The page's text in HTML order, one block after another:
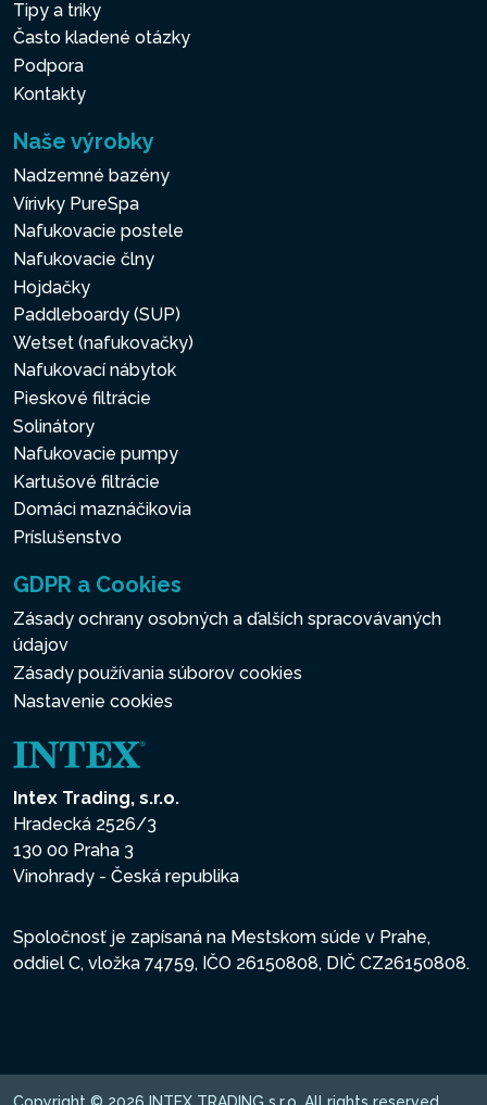
Tipy a triky
Často kladené otázky
Podpora
Kontakty
Naše výrobky
Nadzemné bazény
Vírivky PureSpa
Nafukovacie postele
Nafukovacie člny
Hojdačky
Paddleboardy (SUP)
Wetset (nafukovačky)
Nafukovací nábytok
Pieskové filtrácie
Solinátory
Nafukovacie pumpy
Kartušové filtrácie
Domáci maznáčikovia
Príslušenstvo
GDPR a Cookies
Zásady ochrany osobných a ďalších spracovávaných
údajov
Zásady používania súborov cookies
Nastavenie cookies
Intex Trading, s.r.o.
Hradecká 2526/3
130 00 Praha 3
Vinohrady - Česká republika
Spoločnosť je zapísaná na Mestskom súde v Prahe,
oddiel C, vložka 74759, IČO 26150808, DIČ CZ26150808.